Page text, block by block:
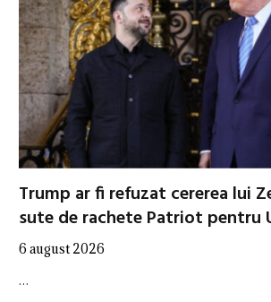
Trump ar fi refuzat cererea lui
sute de rachete Patriot pentru
6 august 2026
…